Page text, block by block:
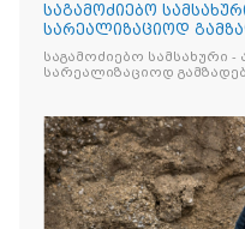
საგამოძიებო
სარეალიზაციოდ
მეტი „Jacobs Monar
საგამოძიებო სამსახური
სარეალიზაციოდ
„Raffaello”-ს სასაქონლო
ტკბილეული